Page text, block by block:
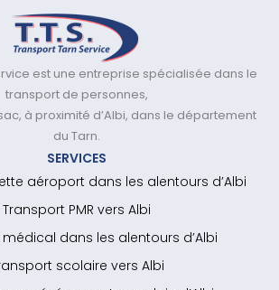
est une entreprise spécialisée dans le
transport de personnes,
à proximité d’Albi, dans le département
du Tarn.
SERVICES
aéroport dans les alentours d’Albi
Transport PMR vers Albi
dans les alentours d’Albi
scolaire vers Albi